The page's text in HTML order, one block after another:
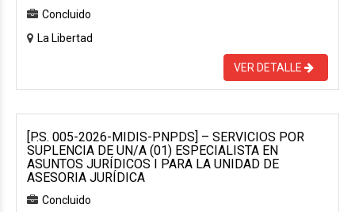
Concluido
La Libertad
VER DETALLE
[P.S. 005-2026-MIDIS-PNPDS] – SERVICIOS POR
SUPLENCIA DE UN/A (01) ESPECIALISTA EN
ASUNTOS JURÍDICOS I PARA LA UNIDAD DE
ASESORIA JURÍDICA
Concluido